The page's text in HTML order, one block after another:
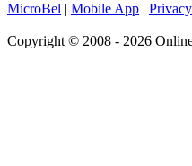
MicroBel | Mobile App |
Copyright © 2008 - 2026